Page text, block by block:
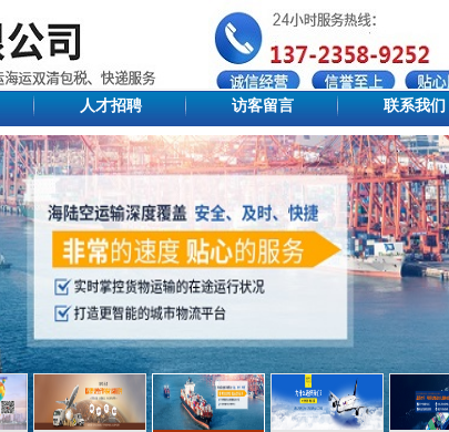
设为首页 添加收藏
人才招聘 访客留言 联系我们